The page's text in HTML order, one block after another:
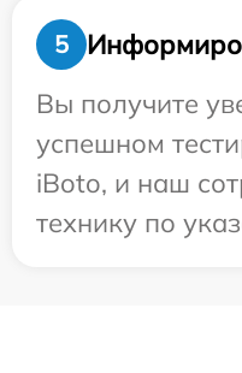
5
Вы получите
успешном
iBoto, и наш
технику по